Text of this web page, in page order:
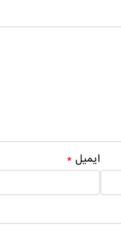
ایمیل*